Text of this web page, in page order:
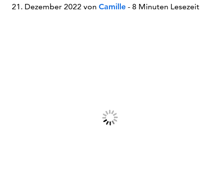
21. Dezember 2022 von Camille - 8 Minuten Lesezeit